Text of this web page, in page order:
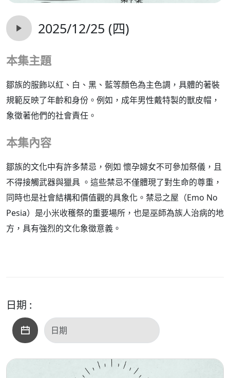
2025/12/25 (四)
本集主題
鄒族的服飾以紅、白、黑、藍等顏色為主色調，具體的著裝
規範反映了年齡和身份。例如，成年男性戴特製的獸皮帽，
象徵著他們的社會責任。
本集內容
鄒族的文化中有許多禁忌，例如 懷孕婦女不可參加祭儀，且
不得接觸武器與獵具 。這些禁忌不僅體現了對生命的尊重，
同時也是社會結構和價值觀的具象化。禁忌之屋（Emo No
Pesia）是小米收穫祭的重要場所，也是巫師為族人治病的地
方，具有強烈的文化象徵意義。
日期 :